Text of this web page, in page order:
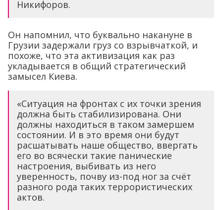
Никифоров.
Он напомнил, что буквально накануне в
Грузии задержали груз со взрывчаткой, и
похоже, что эта активизация как раз
укладывается в общий стратегический
замысел Киева.
«Ситуация на фронтах с их точки зрения
должна быть стабилизирована. Они
должны находиться в таком замершем
состоянии. И в это время они будут
расшатывать наше общество, ввергать
его во всячески такие панические
настроения, выбивать из него
уверенность, почву из-под ног за счёт
разного рода таких террористических
актов.